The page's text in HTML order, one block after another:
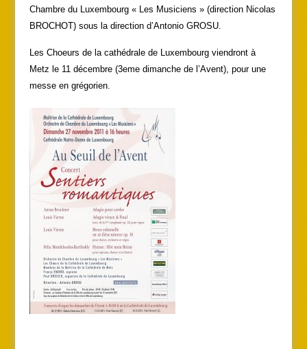
Chambre du Luxembourg « Les Musiciens » (direction Nicolas
BROCHOT) sous la direction d’Antonio GROSU.
Les Choeurs de la cathédrale de Luxembourg viendront à
Metz le 11 décembre (3eme dimanche de l’Avent), pour une
messe en grégorien.